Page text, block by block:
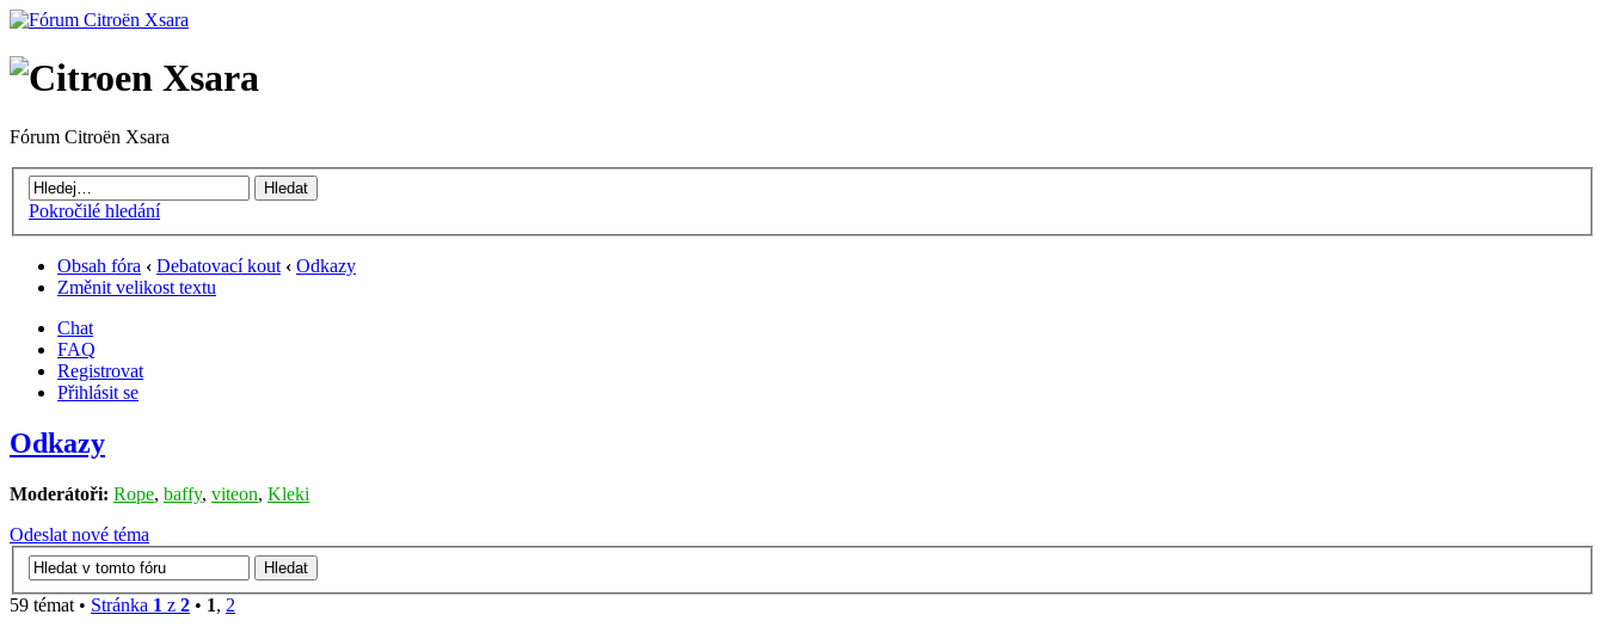
Fórum Citroën Xsara
Pokročilé hledání
Obsah fóra ‹ Debatovací kout ‹ Odkazy
Změnit velikost textu
Chat
FAQ
Registrovat
Přihlásit se
Odkazy
Moderátoři: Rope, baffy, viteon, Kleki
Odeslat nové téma
59 témat • Stránka 1 z 2 • 1, 2